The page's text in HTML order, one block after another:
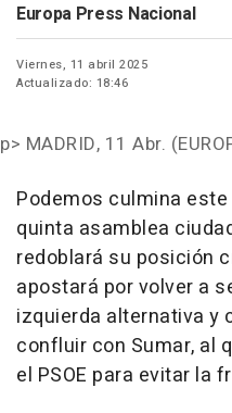
Europa Press Nacional
Viernes, 11 abril 2025
Actualizado: 18:46
p> MADRID, 11 Abr.
Podemos culmina
quinta asamblea
redoblará su posición
apostará por volver a
izquierda alternativa y
confluir con Sumar, al
el PSOE para evitar la